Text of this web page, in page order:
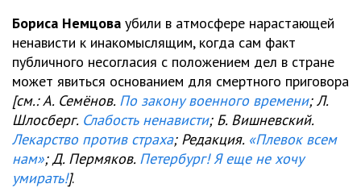
Бориса Немцова убили в атмосфере нарастающей
ненависти к инакомыслящим, когда сам факт
публичного несогласия с положением дел в стране
может явиться основанием для смертного приговора
[см.: А. Семёнов. По закону военного времени; Л.
Шлосберг. Слабость ненависти; Б. Вишневский.
Лекарство против страха; Редакция. «Плевок всем
нам»; Д. Пермяков. Петербург! Я еще не хочу
умирать!].